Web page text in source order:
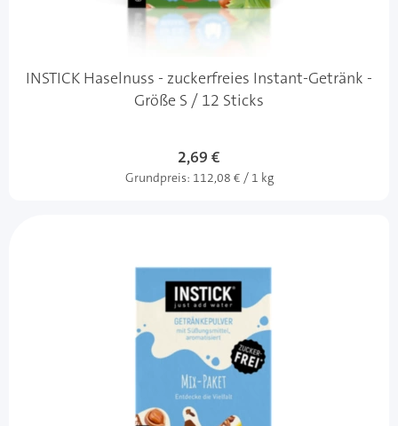
INSTICK Haselnuss - zuckerfreies Instant-Getränk -
Größe S / 12 Sticks
2,69 €
Grundpreis: 112,08 € / 1 kg